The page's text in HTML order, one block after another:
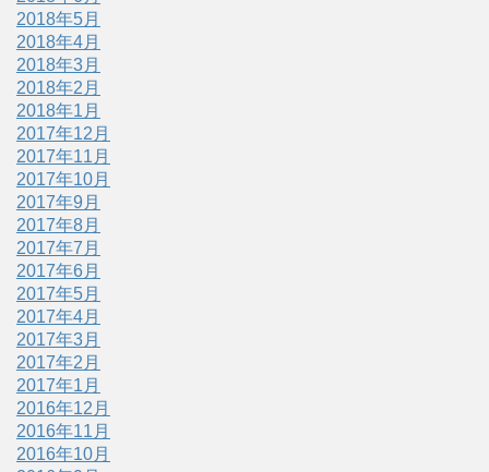
2018年5月
2018年4月
2018年3月
2018年2月
2018年1月
2017年12月
2017年11月
2017年10月
2017年9月
2017年8月
2017年7月
2017年6月
2017年5月
2017年4月
2017年3月
2017年2月
2017年1月
2016年12月
2016年11月
2016年10月